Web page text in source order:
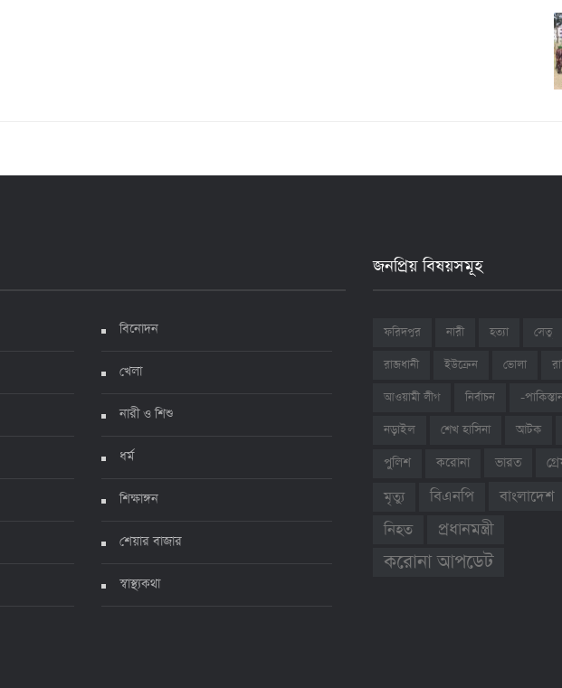
বিনোদন
খেলা
নারী ও শিশু
ধর্ম
শিক্ষাঙ্গন
শেয়ার বাজার
স্বাস্থ্যকথা
জনপ্রিয় বিষয়সমূহ
ফরিদপুর নারী হত্যা সেতু
রাজধানী ইউক্রেন ভোলা
আওয়ামী লীগ
নির্বাচন
-
নড়াইল
শেখ হাসিনা আটক
পুলিশ
করোনা ভারত
মৃত্যু
বিএনপি
বাংলাদেশ
নিহত
প্রধানমন্ত্রী
করোনা আপডেট